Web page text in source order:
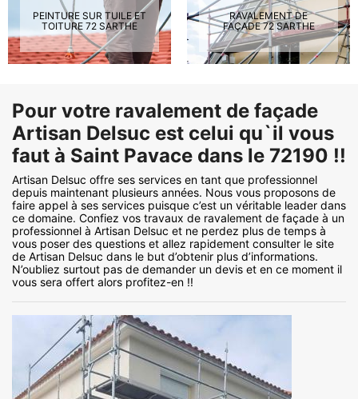
PEINTURE SUR TUILE ET
TOITURE 72 SARTHE
RAVALEMENT DE
FAÇADE 72 SARTHE
Pour votre ravalement de façade
Artisan Delsuc est celui qu`il vous
faut à Saint Pavace dans le 72190 !!
Artisan Delsuc offre ses services en tant que professionnel
depuis maintenant plusieurs années. Nous vous proposons de
faire appel à ses services puisque c’est un véritable leader dans
ce domaine. Confiez vos travaux de ravalement de façade à un
professionnel à Artisan Delsuc et ne perdez plus de temps à
vous poser des questions et allez rapidement consulter le site
de Artisan Delsuc dans le but d’obtenir plus d’informations.
N’oubliez surtout pas de demander un devis et en ce moment il
vous sera offert alors profitez-en !!